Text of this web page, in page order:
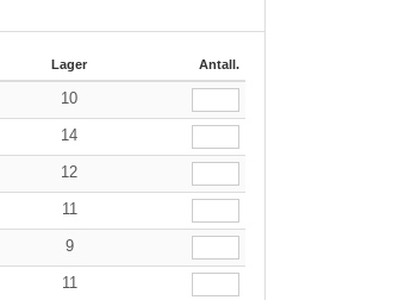
Lager Antall.
10
14
12
11
9
11